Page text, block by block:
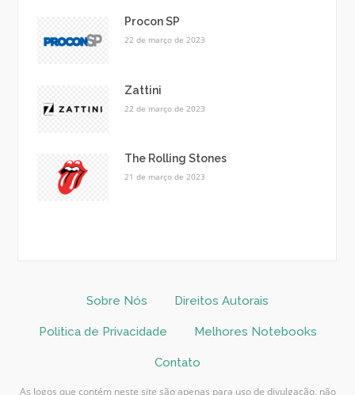
Procon SP
22 de março de 2023
Zattini
22 de março de 2023
The Rolling Stones
21 de março de 2023
Sobre Nós Direitos Autorais
Politica de Privacidade Melhores Notebooks
Contato
As logos que contém neste site são apenas para uso de divulgação, não